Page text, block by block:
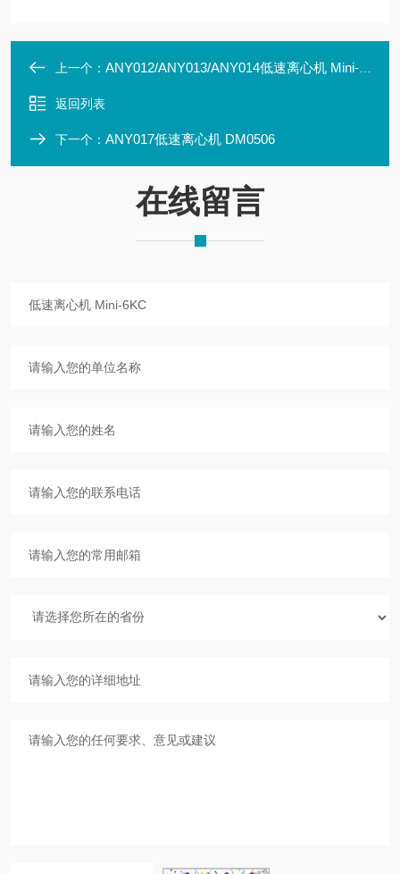
上一个： ANY012/ANY013/ANY014低速离心机 Mini-6K/7K/10K
返回列表
下一个： ANY017低速离心机 DM0506
在线留言